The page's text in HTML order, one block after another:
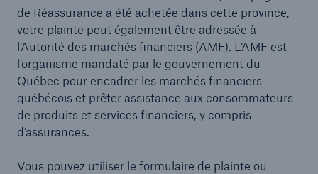
de Réassurance a été achetée dans cette province,
votre plainte peut également être adressée à
l’Autorité des marchés financiers (AMF). L’AMF est
l’organisme mandaté par le gouvernement du
Québec pour encadrer les marchés financiers
québécois et prêter assistance aux consommateurs
de produits et services financiers, y compris
d’assurances.
Vous pouvez utiliser le formulaire de plainte ou